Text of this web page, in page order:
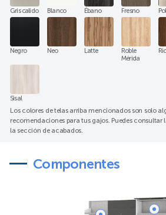
Gris calido Blanco Ébano Fresno
Negro Neo Latte
Roble
Mérida
Sisal
Los colores de telas arriba mencionados son solo
recomendaciones para tus gajos. Puedes
la sección de acabados.
Componentes